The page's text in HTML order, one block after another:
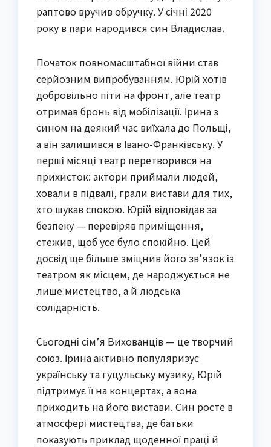
раптово вручив обручку. У січні 2020
року в пари народився син Владислав.
Початок повномасштабної війни став
серйозним випробуванням. Юрій хотів
добровільно піти на фронт, але театр
отримав бронь від мобілізації. Ірина з
сином на деякий час виїхала до Польщі,
а він залишився в Івано-Франківську. У
перші місяці театр перетворився на
прихисток: актори приймали людей,
ховали в підвалі, грали вистави для тих,
хто шукав спокою. Юрій відповідав за
безпеку — перевіряв приміщення,
стежив, щоб усе було спокійно. Цей
досвід ще більше зміцнив його зв’язок із
театром як місцем, де народжується не
лише мистецтво, а й людська
солідарність.
Сьогодні сім’я Вихованців — це творчий
союз. Ірина активно популяризує
українську та гуцульську музику, Юрій
підтримує її на концертах, а вона
приходить на його вистави. Син росте в
атмосфері мистецтва, де батьки
показують приклад щоденної праці й